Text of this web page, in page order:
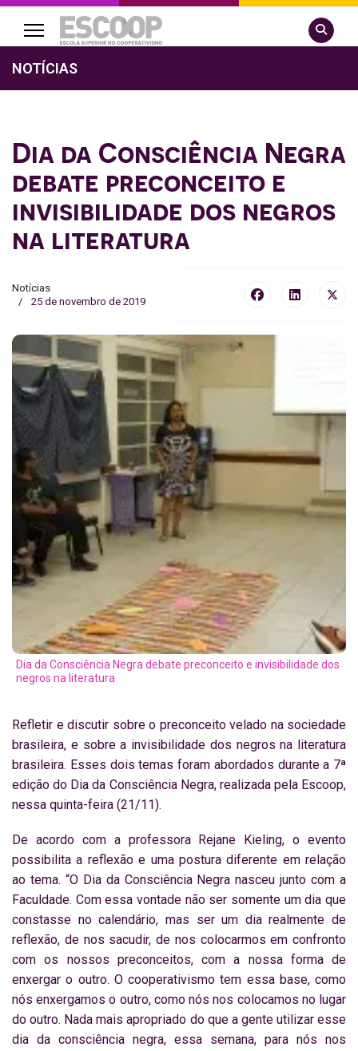
Pesquisar
NOTÍCIAS
Dia da Consciência Negra
debate preconceito e
invisibilidade dos negros
na literatura
Notícias
25 de novembro de 2019
Dia da Consciência Negra debate preconceito e invisibilidade dos
negros na literatura
Refletir e discutir sobre o preconceito velado na sociedade
brasileira, e sobre a invisibilidade dos negros na literatura
brasileira. Esses dois temas foram abordados durante a 7ª
edição do Dia da Consciência Negra, realizada pela Escoop,
nessa quinta-feira (21/11).
De acordo com a professora Rejane Kieling, o evento
possibilita a reflexão e uma postura diferente em relação
ao tema. “O Dia da Consciência Negra nasceu junto com a
Faculdade. Com essa vontade não ser somente um dia que
constasse no calendário, mas ser um dia realmente de
reflexão, de nos sacudir, de nos colocarmos em confronto
com os nossos preconceitos, com a nossa forma de
enxergar o outro. O cooperativismo tem essa base, como
nós enxergamos o outro, como nós nos colocamos no lugar
do outro. Nada mais apropriado do que a gente utilizar esse
dia da consciência negra, essa semana, para nós nos